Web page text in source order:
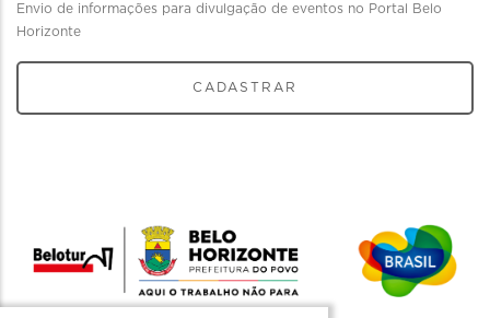
Envio de informações para divulgação de eventos no Portal Belo
Horizonte
CADASTRAR